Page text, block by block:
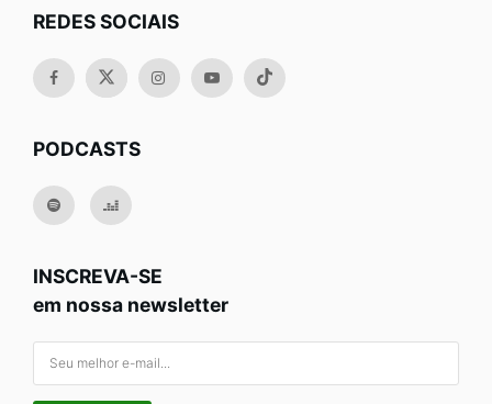
REDES SOCIAIS
PODCASTS
INSCREVA-SE
em nossa newsletter